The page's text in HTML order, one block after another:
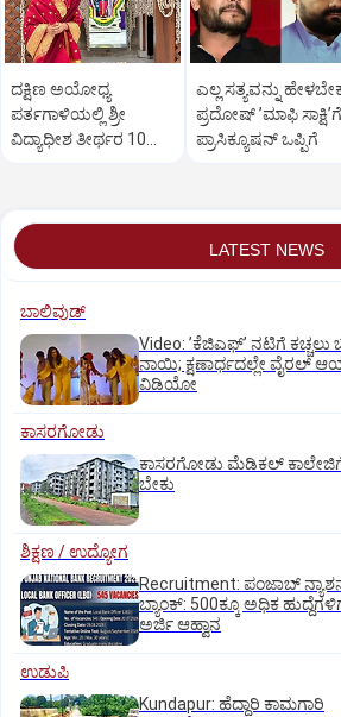
ದಕ್ಷಿಣ ಅಯೋಧ್ಯ
ಪರ್ತಗಾಳಿಯಲ್ಲಿ ಶ್ರೀ
ವಿದ್ಯಾಧೀಶ ತೀರ್ಥರ 10ನೇ
ಎಲ್ಲ ಸತ್ಯವನ್ನು
ಪ್ರದೋಷ್‌ ʼಮಾಫಿ ಸಾಕ್ಷಿʼಗೆ
ಪ್ರಾಸಿಕ್ಯೂಷನ್ ಒಪ್ಪಿಗೆ
LATEST NEWS
ಬಾಲಿವುಡ್‌
Video: ʼಕೆಜಿಎಫ್‌ʼ ನಟಿಗೆ ಕಚ್ಚಲು
ನಾಯಿ; ಕ್ಷಣಾರ್ಧದಲ್ಲೇ ವೈರಲ್‌
ವಿಡಿಯೋ
ಕಾಸರಗೋಡು
ಕಾಸರಗೋಡು ಮೆಡಿಕಲ್‌
ಬೇಕು
ಶಿಕ್ಷಣ / ಉದ್ಯೋಗ
Recruitment: ಪಂಜಾಬ್‌
ಬ್ಯಾಂಕ್:‌ 500ಕ್ಕೂ ಅಧಿಕ
ಅರ್ಜಿ ಆಹ್ವಾನ
ಉಡುಪಿ
Kundapur: ಹೆದ್ದಾರಿ ಕಾಮಗಾರಿ